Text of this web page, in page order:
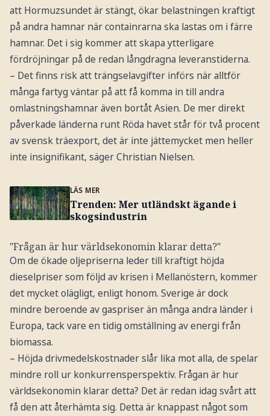
att Hormuzsundet är stängt, ökar belastningen kraftigt
på andra hamnar när containrarna ska lastas om i färre
hamnar. Det i sig kommer att skapa ytterligare
fördröjningar på de redan långdragna leveranstiderna.
– Det finns risk att trängselavgifter införs när alltför
många fartyg väntar på att få komma in till andra
omlastningshamnar även bortåt Asien. De mer direkt
påverkade länderna runt Röda havet står för två procent
av svensk träexport, det är inte jättemycket men heller
inte insignifikant, säger Christian Nielsen.
LÄS MER
Trenden: Mer utländskt ägande i
skogsindustrin
"Frågan är hur världsekonomin klarar detta?"
Om de ökade oljepriserna leder till kraftigt höjda
dieselpriser som följd av krisen i Mellanöstern, kommer
det mycket olägligt, enligt honom. Sverige är dock
mindre beroende av gaspriser än många andra länder i
Europa, tack vare en tidig omställning av energi från
biomassa.
– Höjda drivmedelskostnader slår lika mot alla, de spelar
mindre roll ur konkurrensperspektiv. Frågan är hur
världsekonomin klarar detta? Det är redan idag svårt att
få den att återhämta sig. Detta är knappast något som